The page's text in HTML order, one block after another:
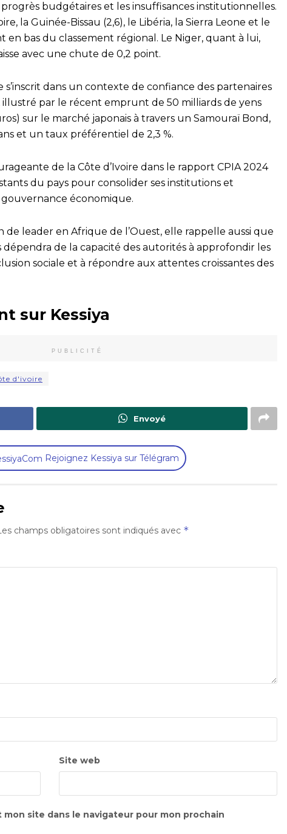
budgétaires et les insuffisances institutionnelles.
la Guinée-Bissau (2,6), le Libéria, la Sierra Leone et le
en bas du classement régional. Le Niger, quant à lui,
avec une chute de 0,2 point.
s’inscrit dans un contexte de confiance des partenaires
par le récent emprunt de 50 milliards de yens
sur le marché japonais à travers un Samouraï Bond,
et un taux préférentiel de 2,3 %.
de la Côte d’Ivoire dans le rapport CPIA 2024
du pays pour consolider ses institutions et
économique.
de leader en Afrique de l’Ouest, elle rappelle aussi que
dépendra de la capacité des autorités à approfondir les
sociale et à répondre aux attentes croissantes des
sur Kessiya
PUBLICITÉ
d'ivoire
Envoyé
Rejoignez Kessiya sur Télégram
champs obligatoires sont indiqués avec *
Site web
site dans le navigateur pour mon prochain